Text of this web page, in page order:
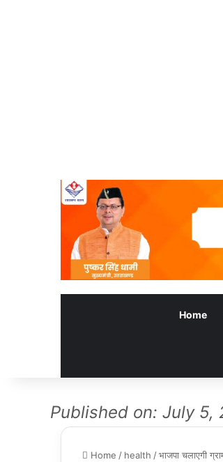
Home
Published on: July 5,
Home / health /भाजपा चलाएगी